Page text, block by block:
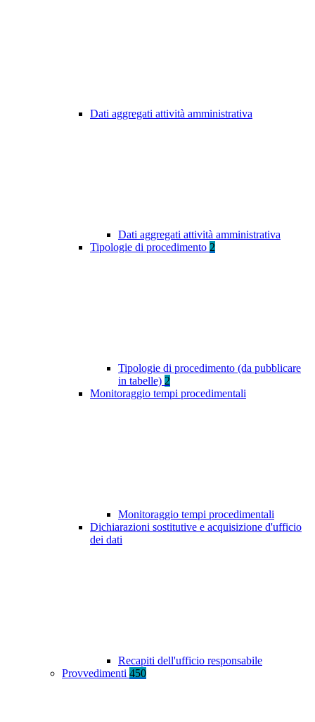
Dati aggregati attività amministrativa
Dati aggregati attività amministrativa
Tipologie di procedimento 2
Tipologie di procedimento (da pubblicare
in tabelle) 2
Monitoraggio tempi procedimentali
Monitoraggio tempi procedimentali
Dichiarazioni sostitutive e acquisizione d'ufficio
dei dati
Recapiti dell'ufficio responsabile
Provvedimenti 450